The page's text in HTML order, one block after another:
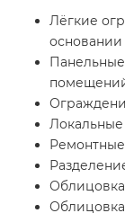
Лёгкие
основании
Локальные
Облицовка